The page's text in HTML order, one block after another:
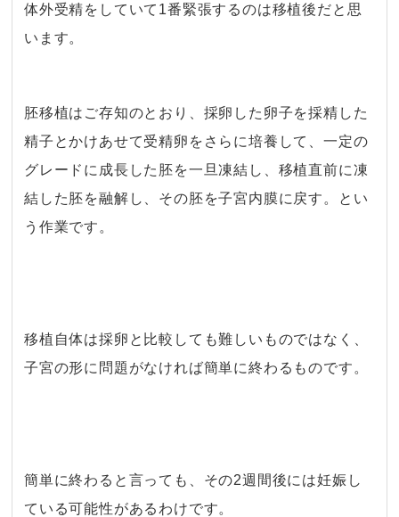
体外受精をしていて1番緊張するのは移植後だと思
います。
胚移植はご存知のとおり、採卵した卵子を採精した
精子とかけあせて受精卵をさらに培養して、一定の
グレードに成長した胚を一旦凍結し、移植直前に凍
結した胚を融解し、その胚を子宮内膜に戻す。とい
う作業です。
移植自体は採卵と比較しても難しいものではなく、
子宮の形に問題がなければ簡単に終わるものです。
簡単に終わると言っても、その2週間後には妊娠し
ている可能性があるわけです。